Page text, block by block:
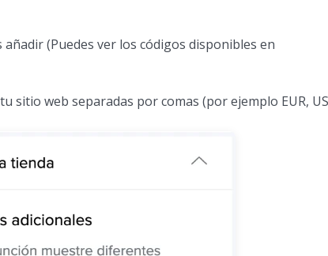
(Puedes ver los códigos disponibles en
sitio web separadas por comas (por ejemplo EUR,